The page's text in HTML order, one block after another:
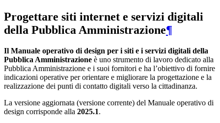
Progettare siti internet e servizi digitali
della Pubblica Amministrazione¶
Il Manuale operativo di design per i siti e i servizi digitali della
Pubblica Amministrazione è uno strumento di lavoro dedicato alla
Pubblica Amministrazione e i suoi fornitori e ha l’obiettivo di fornire
indicazioni operative per orientare e migliorare la progettazione e la
realizzazione dei punti di contatto digitali verso la cittadinanza.
La versione aggiornata (versione corrente) del Manuale operativo di
design corrisponde alla 2025.1.